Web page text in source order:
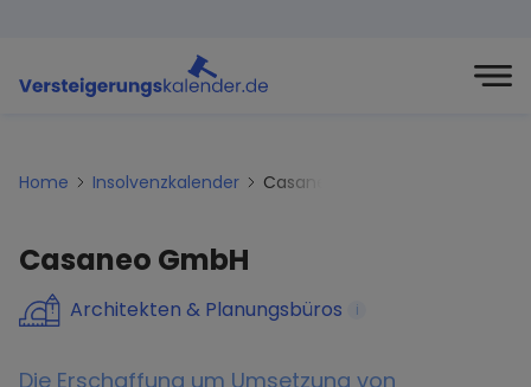
Home Insolvenzkalender Casaneo-gmbh
Casaneo GmbH
Architekten & Planungsbüros i
Die Erschaffung um Umsetzung von